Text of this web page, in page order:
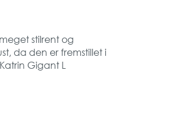
stilrent og
da den er fremstillet i
Gigant L